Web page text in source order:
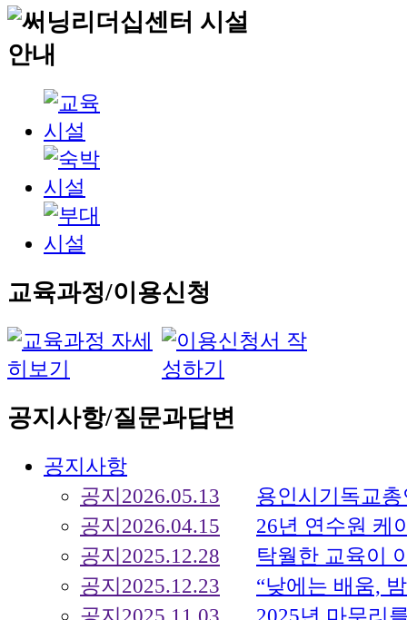
교육과정/이용신청
공지사항/질문과답변
공지사항
공지 2026.05.13
용인시기독교
공지 2026.04.15
26년 연수원 케
공지 2025.12.28
탁월한 교육이
공지 2025.12.23
“낮에는 배움,